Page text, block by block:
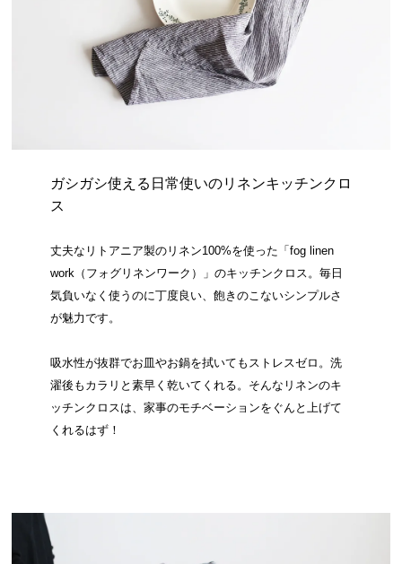
ガシガシ使える日常使いのリネンキッチンクロ
ス
丈夫なリトアニア製のリネン100%を使った「fog linen
work（フォグリネンワーク）」のキッチンクロス。毎日
気負いなく使うのに丁度良い、飽きのこないシンプルさ
が魅力です。
吸水性が抜群でお皿やお鍋を拭いてもストレスゼロ。洗
濯後もカラリと素早く乾いてくれる。そんなリネンのキ
ッチンクロスは、家事のモチベーションをぐんと上げて
くれるはず！